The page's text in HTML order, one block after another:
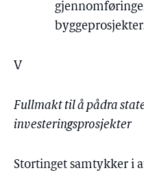
V
Fullmakt til å pådra
investeringsprosjekter
Stortinget samtykker i